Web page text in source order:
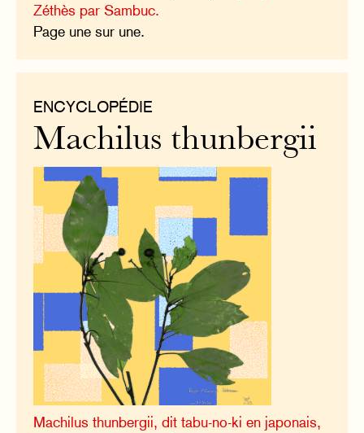
Zéthès par Sambuc.
Page une sur une.
ENCYCLOPÉDIE
Machilus thunbergii
Machilus thunbergii, dit tabu-no-ki en japonais,